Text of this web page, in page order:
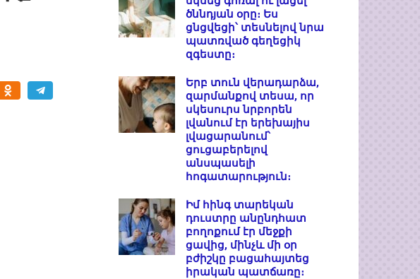
ծննդյան օրը։ Ես
ցնցվեցի՝ տեսնելով նրա
պատռված գեղեցիկ
զգեստը։
Երբ տուն վերադարձա,
զարմանքով տեսա, որ
սկեսուրս նրբորեն
լվանում էր երեխայիս
լվացարանում՝
ցուցաբերելով
անսպասելի
հոգատարություն։
Իմ հինգ տարեկան
դուստրը անընդհատ
բողոքում էր մեջքի
ցավից, մինչև մի օր
բժիշկը բացահայտեց
իրական պատճառը։